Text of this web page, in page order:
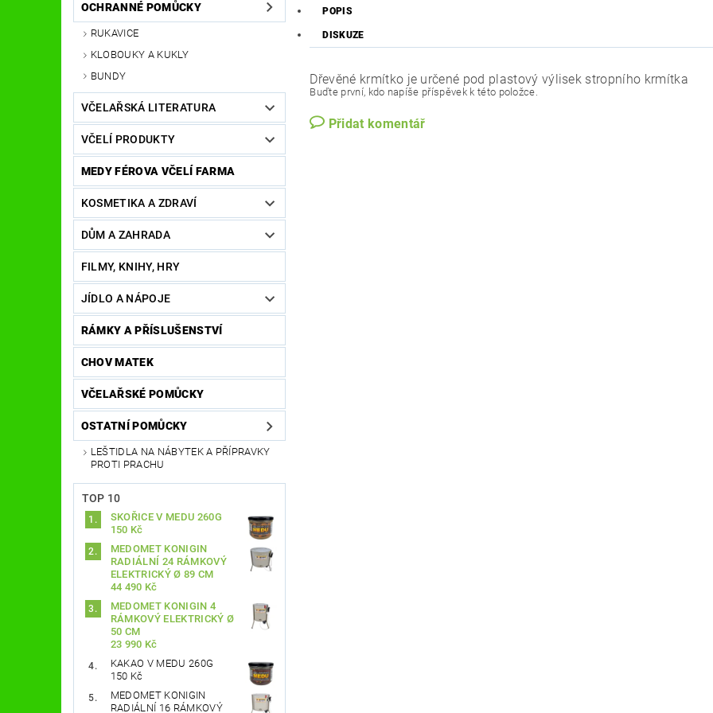
OCHRANNÉ POMŮCKY
RUKAVICE
KLOBOUKY A KUKLY
BUNDY
VČELAŘSKÁ LITERATURA
VČELÍ PRODUKTY
MEDY FÉROVA VČELÍ FARMA
KOSMETIKA A ZDRAVÍ
DŮM A ZAHRADA
FILMY, KNIHY, HRY
JÍDLO A NÁPOJE
RÁMKY A PŘÍSLUŠENSTVÍ
CHOV MATEK
VČELAŘSKÉ POMŮCKY
OSTATNÍ POMŮCKY
LEŠTIDLA NA NÁBYTEK A PŘÍPRAVKY
PROTI PRACHU
TOP 10
SKOŘICE V MEDU 260G
150 Kč
MEDOMET KONIGIN
RADIÁLNÍ 24 RÁMKOVÝ
ELEKTRICKÝ Ø 89 CM
44 490 Kč
MEDOMET KONIGIN 4
RÁMKOVÝ ELEKTRICKÝ Ø
50 CM
23 990 Kč
KAKAO V MEDU 260G
150 Kč
MEDOMET KONIGIN
RADIÁLNÍ 16 RÁMKOVÝ
POPIS
DISKUZE
Dřevěné krmítko je určené pod plastový výlisek stropního krmítka
Buďte první, kdo napíše příspěvek k této položce.
Přidat komentář